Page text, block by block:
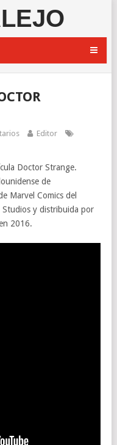
Editor
Doctor Strange.
de
Marvel Comics del
y distribuida por
2016.